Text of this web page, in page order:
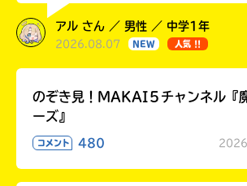
アル さん ／ 男性 ／ 中学1年
2026.08.07 NEW 人気 !!
のぞき見！MAKAI５チャンネル『
ーズ』
コメント 480 2026